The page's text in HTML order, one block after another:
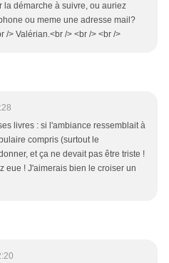
la démarche à suivre, ou auriez
ou meme une adresse mail?
/> Valérian.<br /> <br /> <br />
livres : si l'ambiance ressemblait à
compris (surtout le
et ça ne devait pas être triste !
eue ! J'aimerais bien le croiser un